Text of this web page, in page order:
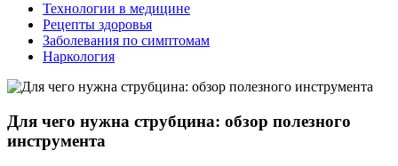
Технологии в медицине
Рецепты здоровья
Заболевания по симптомам
Наркология
Для чего нужна струбцина: обзор полезного
инструмента